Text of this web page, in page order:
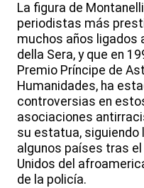
La figura de
periodistas más
muchos años ligados
della Sera, y que en
Premio Príncipe de
Humanidades, ha
controversias en
asociaciones
su estatua, siguiendo
algunos países tras
Unidos del
de la policía.